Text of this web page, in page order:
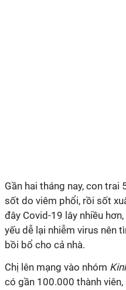
Gần hai tháng nay, con trai
sốt do viêm phổi, rồi sốt
đây Covid-19 lây nhiều
yếu dễ lại nhiễm virus nên
bồi bổ cho cả nhà.
Chị lên mạng vào nhóm
có gần 100.000 thành